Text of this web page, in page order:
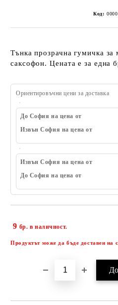
Код:
Тънка прозрачна гумичка
саксофон. Цената е за една
Ориентировъчни цени за доставка
До София на цена от
Извън София на цена от
Извън София на цена от
До София на цена от
9 бр. в наличност.
Продуктът може да бъде доставен на